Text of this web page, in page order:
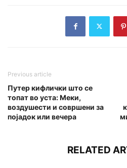
Previous article
Путер кифлички што се
топат во уста: Меки,
воздушести и совршени за
појадок или вечера
RELATED